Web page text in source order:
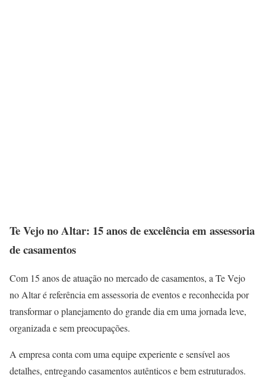
Te Vejo no Altar: 15 anos de excelência em assessoria
de casamentos
Com 15 anos de atuação no mercado de casamentos, a Te Vejo
no Altar é referência em assessoria de eventos e reconhecida por
transformar o planejamento do grande dia em uma jornada leve,
organizada e sem preocupações.
A empresa conta com uma equipe experiente e sensível aos
detalhes, entregando casamentos autênticos e bem estruturados.